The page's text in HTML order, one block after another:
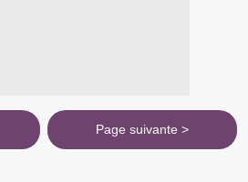
Page suivante >